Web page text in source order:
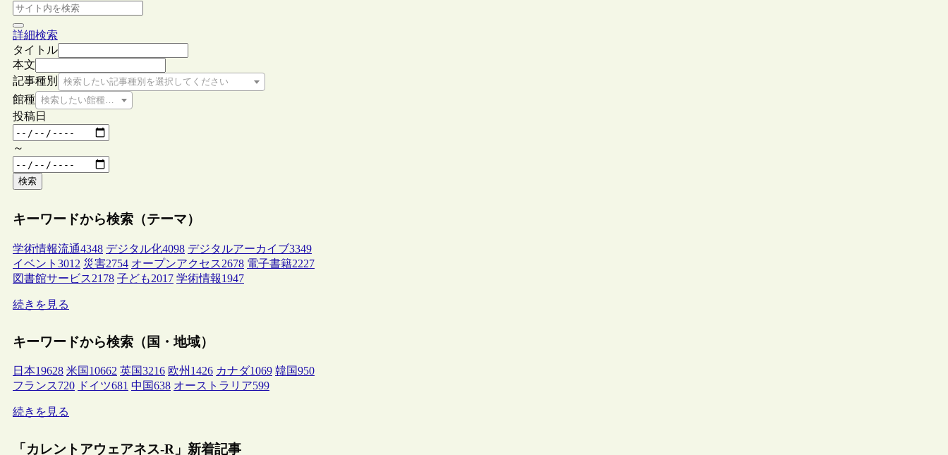
詳細検索
タイトル
本文
記事種別
検索したい記事種別を選択してください
館種 検索したい館種を選択してください
投稿日
～
検索
キーワードから検索（テーマ）
学術情報流通4348 デジタル化4098 デジタルアーカイブ3349
イベント 3012 災害2754 オープンアクセス2678 電子書籍2227
図書館サービス2178 子ども2017 学術情報1947
続きを見る
キーワードから検索（国・地域）
日本19628 米国 10662 英国3216 欧州 1426 カナダ1069 韓国950
フランス720 ドイツ681 中国638 オーストラリア599
続きを見る
「カレントアウェアネス-R」新着記事